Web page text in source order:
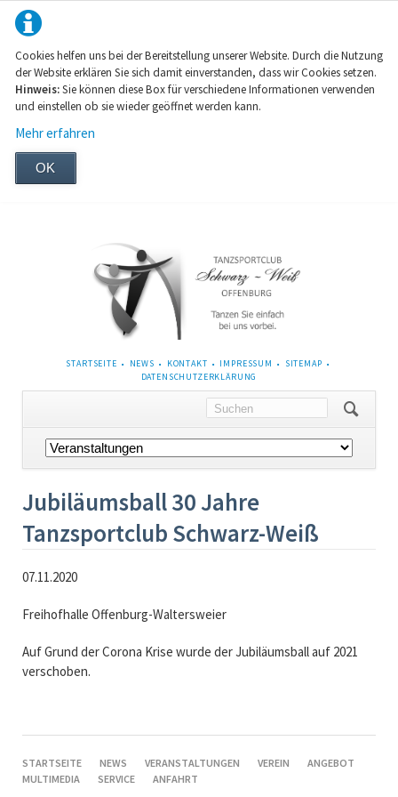
Cookies helfen uns bei der Bereitstellung unserer Website. Durch die Nutzung
der Website erklären Sie sich damit einverstanden, dass wir Cookies setzen.
Hinweis:Sie können diese Box für verschiedene Informationen verwenden
und einstellen ob sie wieder geöffnet werden kann.
Mehr erfahren
OK
NAVIGATION
STARTSEITE NEWS KONTAKT IMPRESSUM
SITEMAP
DATENSCHUTZERKLÄRUNG
Navigation
überspringen
Jubiläumsball 30 Jahre
Tanzsportclub Schwarz-Weiß
07.11.2020
Freihofhalle Offenburg-Waltersweier
Auf Grund der Corona Krise wurde der Jubiläumsball auf 2021
verschoben.
NAVIGATION
ÜBERSPRINGEN
STARTSEITE NEWS VERANSTALTUNGEN VEREIN
ANGEBOT
MULTIMEDIA
SERVICE ANFAHRT